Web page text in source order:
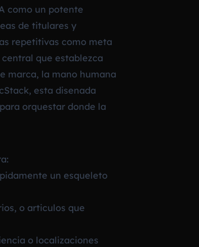
como un potente
de titulares y
repetitivas como meta
que establezca
marca, la mano humana
esta disenada
orquestar donde la
un esqueleto
o articulos que
o localizaciones